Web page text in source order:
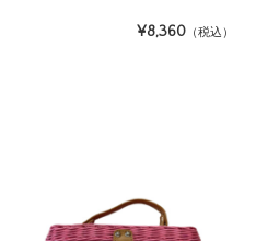
¥8,360 （税込）